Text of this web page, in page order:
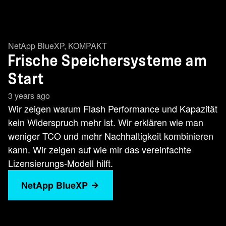
NetApp BlueXP, KOMPAKT
Frische Speichersysteme am
Start
3 years ago
Wir zeigen warum Flash Performance und Kapazität
kein Widerspruch mehr ist. Wir erklären wie man
weniger TCO und mehr Nachhaltigkeit kombinieren
kann. Wir zeigen auf wie mir das vereinfachte
Lizensierungs-Modell hilft.
NetApp BlueXP